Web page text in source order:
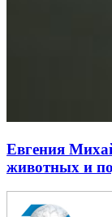
Евгения
животных и